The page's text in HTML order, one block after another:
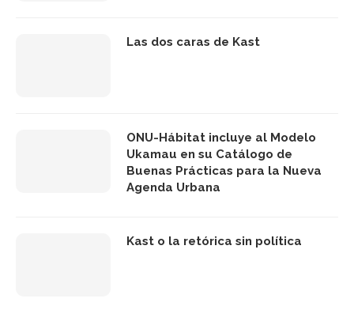
Las dos caras de Kast
ONU-Hábitat incluye al Modelo
Ukamau en su Catálogo de
Buenas Prácticas para la Nueva
Agenda Urbana
Kast o la retórica sin política